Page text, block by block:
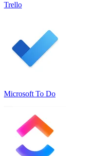
Trello
Microsoft To Do